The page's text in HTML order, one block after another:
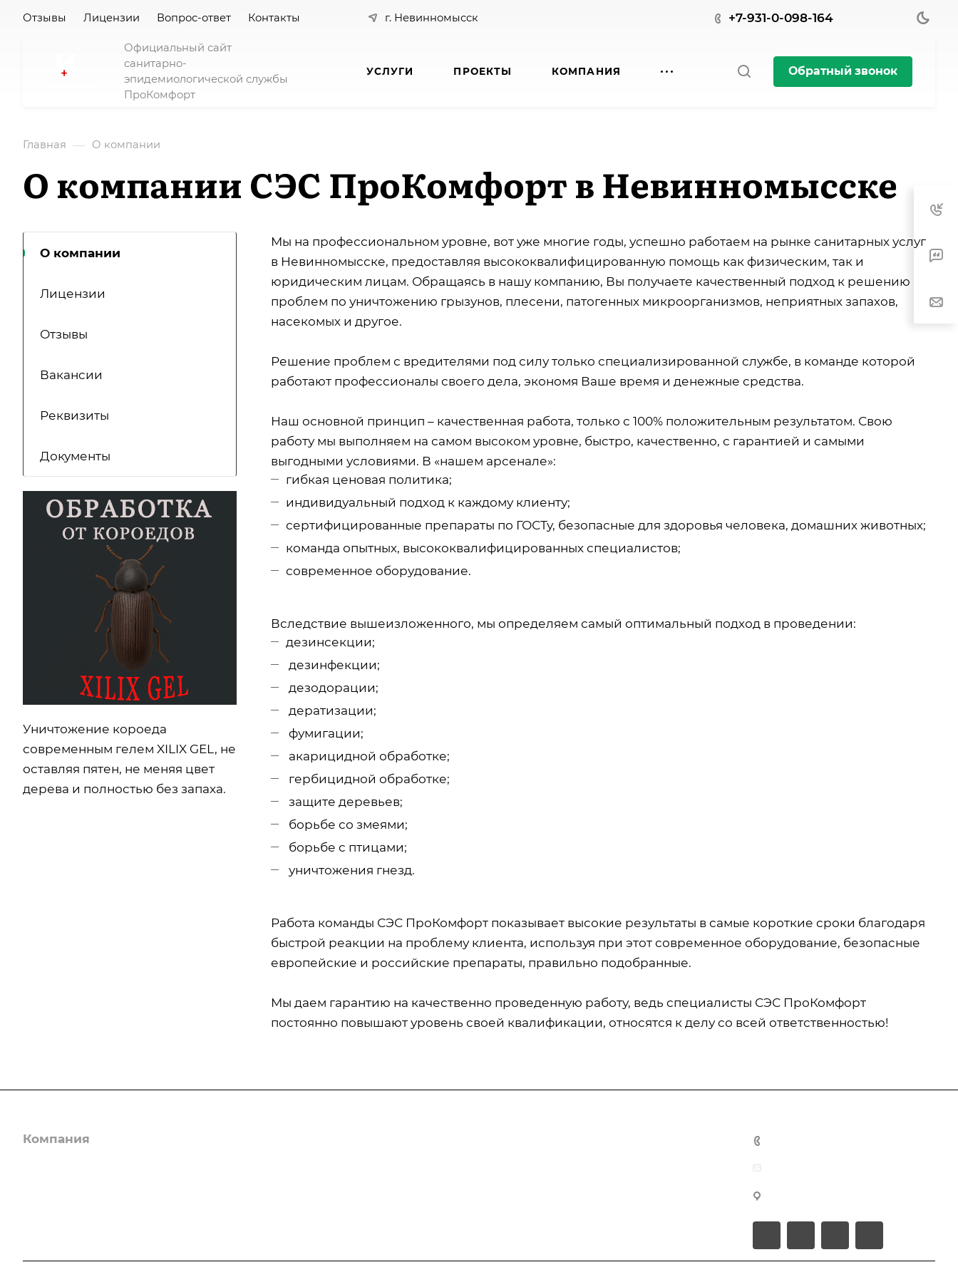
Отзывы Лицензии Вопрос-ответ Контакты г. Невинномысск +7-931-0-098-164
Официальный сайт
санитарно-
эпидемиологической службы
ПроКомфорт
УСЛУГИ ПРОЕКТЫ КОМПАНИЯ Обратный звонок
Главная — О компании
О компании СЭС ПроКомфорт в Невинномысске
Мы на профессиональном уровне, вот уже многие годы, успешно работаем на рынке санитарных услуг
в Невинномысске, предоставляя высококвалифицированную помощь как физическим, так и
юридическим лицам. Обращаясь в нашу компанию, Вы получаете качественный подход к решению
проблем по уничтожению грызунов, плесени, патогенных микроорганизмов, неприятных запахов,
насекомых и другое.
Решение проблем с вредителями под силу только специализированной службе, в команде которой
работают профессионалы своего дела, экономя Ваше время и денежные средства.
Наш основной принцип – качественная работа, только с 100% положительным результатом. Свою
работу мы выполняем на самом высоком уровне, быстро, качественно, с гарантией и самыми
выгодными условиями. В «нашем арсенале»:
гибкая ценовая политика;
индивидуальный подход к каждому клиенту;
сертифицированные препараты по ГОСТу, безопасные для здоровья человека, домашних животных;
команда опытных, высококвалифицированных специалистов;
современное оборудование.
Вследствие вышеизложенного, мы определяем самый оптимальный подход в проведении:
дезинсекции;
дезинфекции;
дезодорации;
дератизации;
фумигации;
акарицидной обработке;
гербицидной обработке;
защите деревьев;
борьбе со змеями;
борьбе с птицами;
уничтожения гнезд.
Работа команды СЭС ПроКомфорт показывает высокие результаты в самые короткие сроки благодаря
быстрой реакции на проблему клиента, используя при этот современное оборудование, безопасные
европейские и российские препараты, правильно подобранные.
Мы даем гарантию на качественно проведенную работу, ведь специалисты СЭС ПроКомфорт
постоянно повышают уровень своей квалификации, относятся к делу со всей ответственностью!
О компании
Лицензии
Отзывы
Вакансии
Реквизиты
Документы
Уничтожение короеда
современным гелем XILIX GEL, не
оставляя пятен, не меняя цвет
дерева и полностью без запаха.
Компания